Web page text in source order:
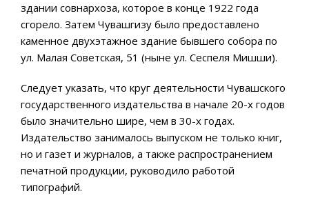
здании совнархоза, которое в конце 1922 года
сгорело. Затем Чувашгизу было предоставлено
каменное двухэтажное здание бывшего собора по
ул. Малая Советская, 51 (ныне ул. Сеспеля Мишши).
Следует указать, что круг деятельности Чувашского
государственного издательства в начале 20-х годов
было значительно шире, чем в 30-х годах.
Издательство занималось выпуском не только книг,
но и газет и журналов, а также распространением
печатной продукции, руководило работой
типографий.